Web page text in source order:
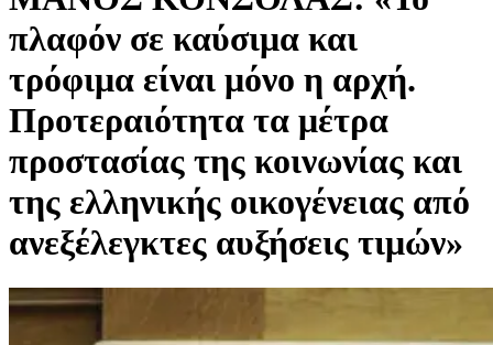
πλαφόν σε καύσιμα και
τρόφιμα είναι μόνο η αρχή.
Προτεραιότητα τα μέτρα
προστασίας της κοινωνίας και
της ελληνικής οικογένειας από
ανεξέλεγκτες αυξήσεις τιμών»